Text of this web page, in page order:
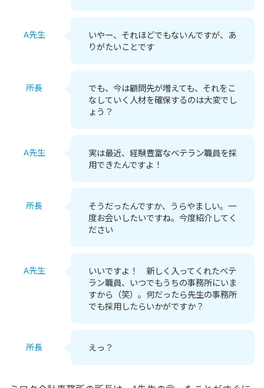
A先生
いやー、それほどでもないんですが、あ
りがたいことです
所長
でも、今は顧問先が増えても、それをこ
なしていく人材を確保するのは大変でし
ょう？
A先生
実は最近、経験豊富なベテラン職員を採
用できたんですよ！
所長
そうだったんですか、うらやましい。一
度お会いしたいですね。今度紹介してく
ださい
A先生
いいですよ！ 新しく入ってくれたベテ
ラン職員、いつでもうちの事務所にいま
すから（笑）。何だったら先生の事務所
でも採用したらいかがですか？
所長 えっ？